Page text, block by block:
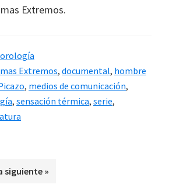
Extremos.
Extremos, documental, hombre
, medios de comunicación,
, sensación térmica, serie,
siguiente »